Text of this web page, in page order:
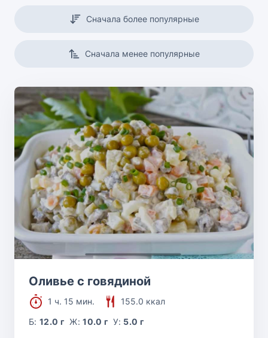
Сначала более популярные
Сначала менее популярные
Оливье с говядиной
1 ч. 15 мин.
155.0 ккал
Б:12.0 г Ж:10.0 г У: 5.0 г